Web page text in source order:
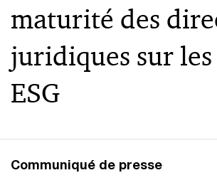
maturité des
juridiques sur les
ESG
Communiqué de presse